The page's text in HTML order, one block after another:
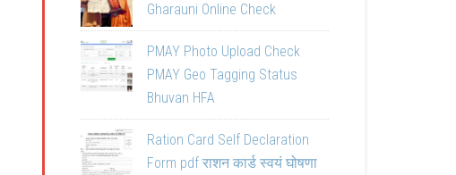
Gharauni Online Check
PMAY Photo Upload Check
PMAY Geo Tagging Status
Bhuvan HFA
Ration Card Self Declaration
Form pdf राशन कार्ड स्वयं घोषणा